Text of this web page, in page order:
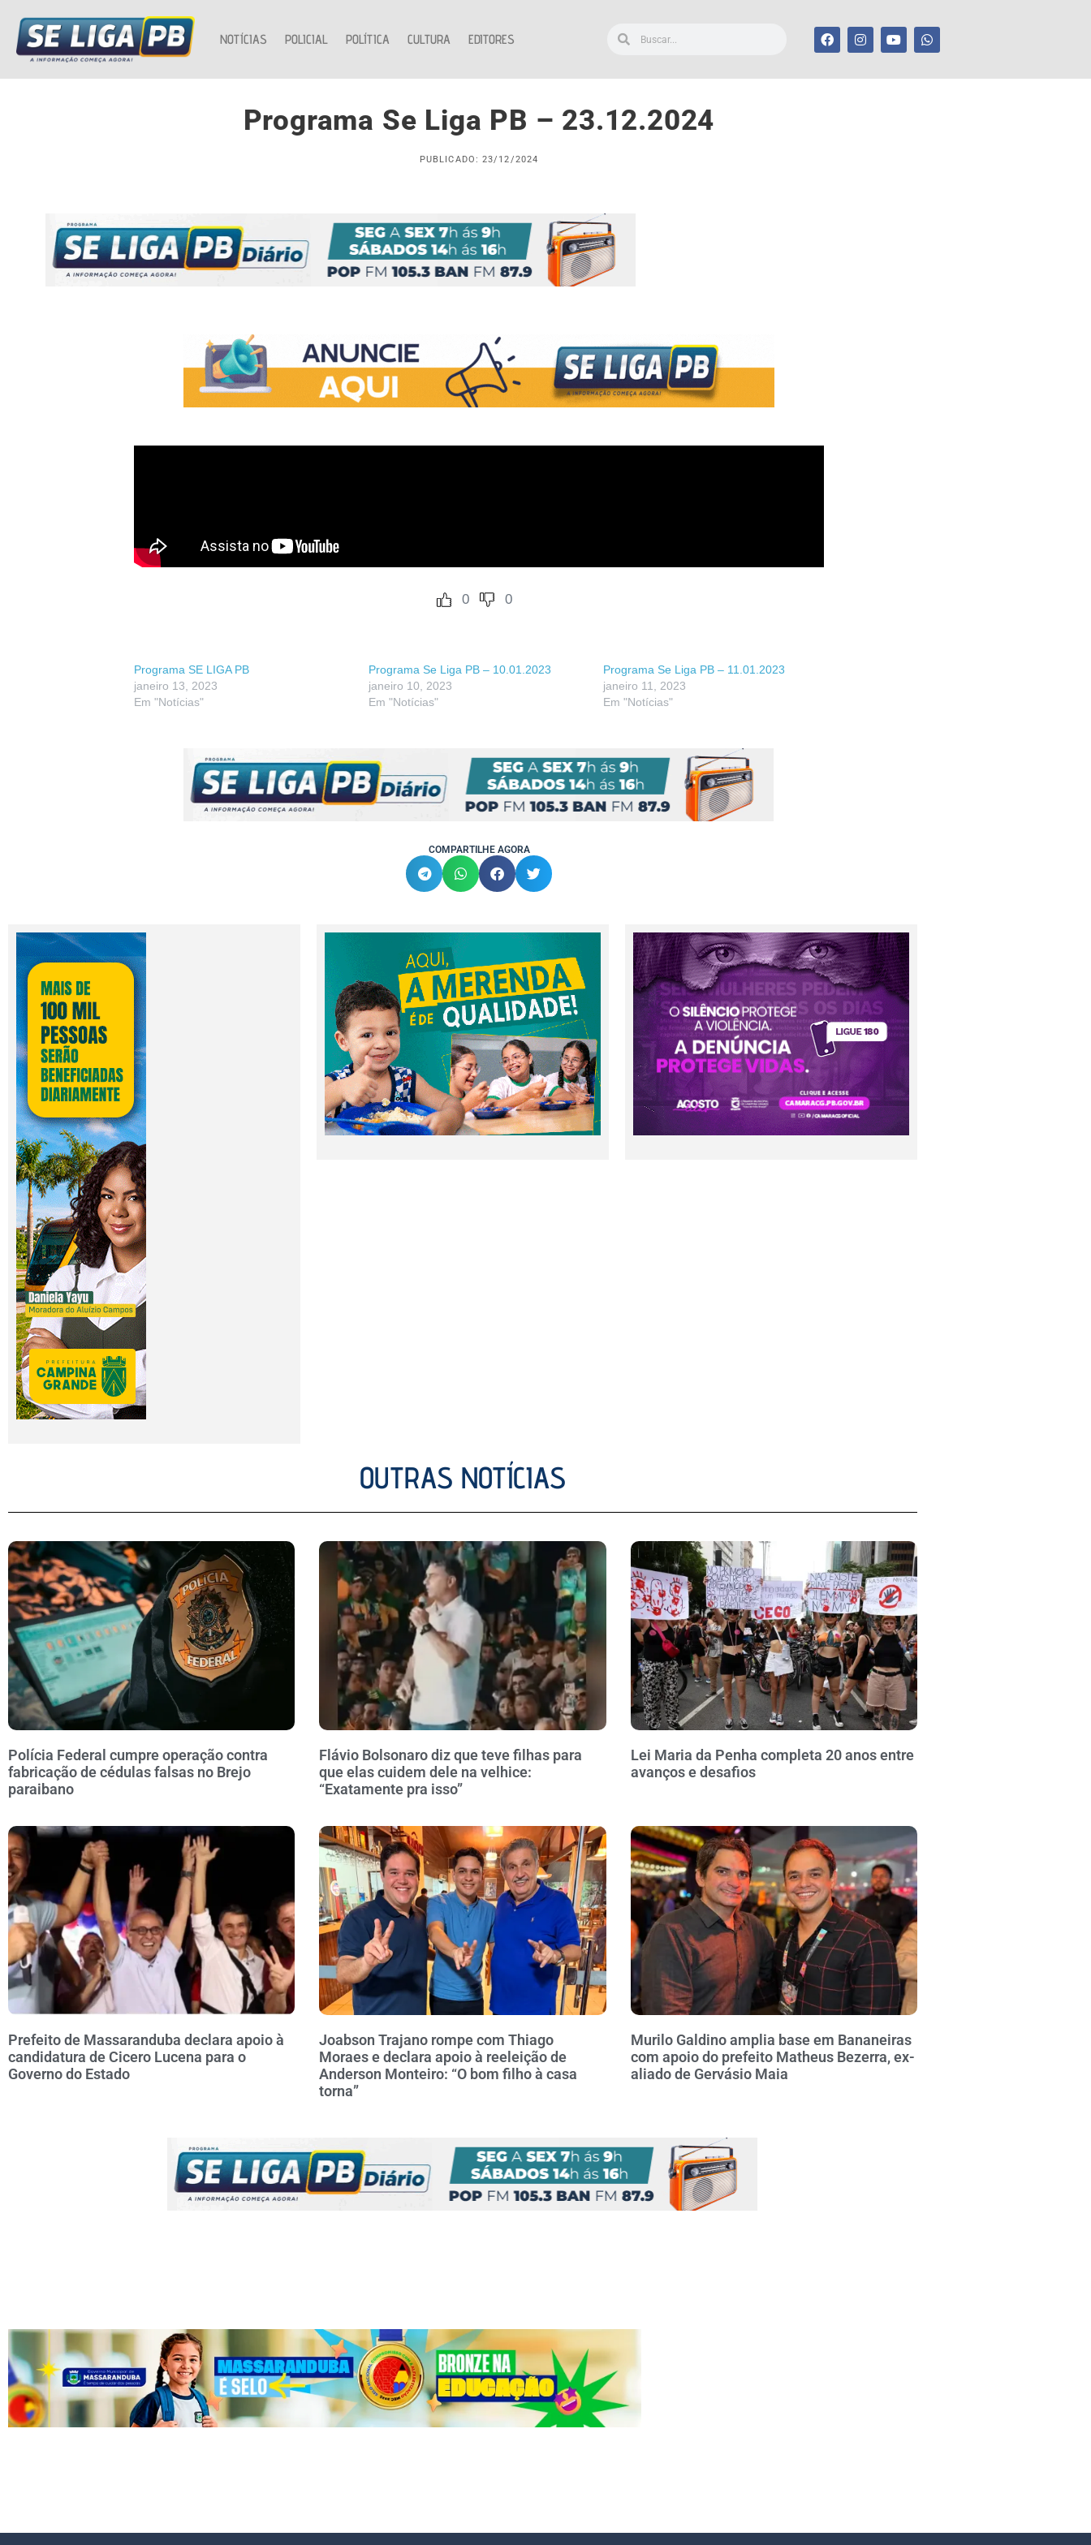
NOTÍCIAS POLICIAL POLÍTICA CULTURA EDITORES
Programa Se Liga PB – 23.12.2024
PUBLICADO: 23/12/2024
0 0
Programa SE LIGA PB
janeiro 13, 2023
Em "Notícias"
Programa Se Liga PB – 10.01.2023
janeiro 10, 2023
Em "Notícias"
Programa Se Liga PB – 11.01.2023
janeiro 11, 2023
Em "Notícias"
COMPARTILHE AGORA
OUTRAS NOTÍCIAS
Polícia Federal cumpre operação contra
fabricação de cédulas falsas no Brejo
paraibano
Flávio Bolsonaro diz que teve filhas para
que elas cuidem dele na velhice:
“Exatamente pra isso”
Lei Maria da Penha completa 20 anos entre
avanços e desafios
Prefeito de Massaranduba declara apoio à
candidatura de Cicero Lucena para o
Governo do Estado
Joabson Trajano rompe com Thiago
Moraes e declara apoio à reeleição de
Anderson Monteiro: “O bom filho à casa
torna”
Murilo Galdino amplia base em Bananeiras
com apoio do prefeito Matheus Bezerra, ex-
aliado de Gervásio Maia